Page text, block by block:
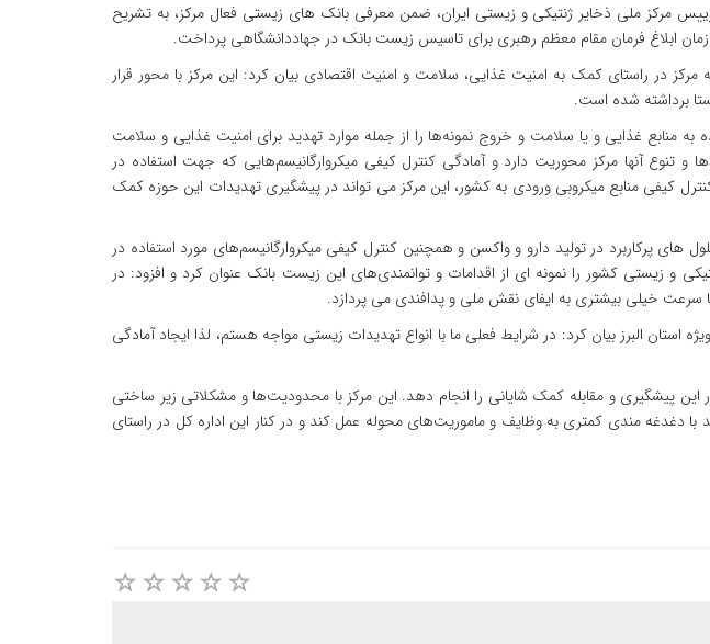
مرکز ملی ذخایر ژنتیکی و زیستی ایران، ضمن معرفی بانک های زیستی فعال مرکز، به تشریح
زمان ابلاغ فرمان مقام معظم رهبری برای تاسیس زیست بانک در جهاددانشگاهی پرداخت.
در راستای کمک به امنیت غذایی، سلامت و امنیت اقتصادی بیان کرد: این مرکز با محور قرار
برداشته شده است.
به منابع غذایی و یا سلامت و خروج نمونه‌ها را از جمله موارد تهدید برای امنیت غذایی و سلامت
و تنوع آنها مرکز محوریت دارد و آمادگی کنترل کیفی میکروارگانیسم‌هایی که جهت استفاده در
کیفی منابع میکروبی ورودی به کشور، این مرکز می تواند در پیشگیری تهدیدات این حوزه کمک
های پرکاربرد در تولید دارو و واکسن و همچنین کنترل کیفی میکروارگانیسم‌های مورد استفاده در
و زیستی کشور را نمونه ای از اقدامات و توانمندی‌های این زیست بانک عنوان کرد و افزود: در
سرعت خیلی بیشتری به ایفای نقش ملی و پدافندی می پردازد.
البرز بیان کرد: در شرایط فعلی ما با انواع تهدیدات زیستی مواجه هستم، لذا ایجاد آمادگی
این پیشگیری و مقابله کمک شایانی را انجام دهد. این مرکز با محدودیت‌ها و مشکلاتی زیر ساختی
دغدغه مندی کمتری به وظایف و ماموریت‌های محوله عمل کند و در کنار این اداره کل در راستای